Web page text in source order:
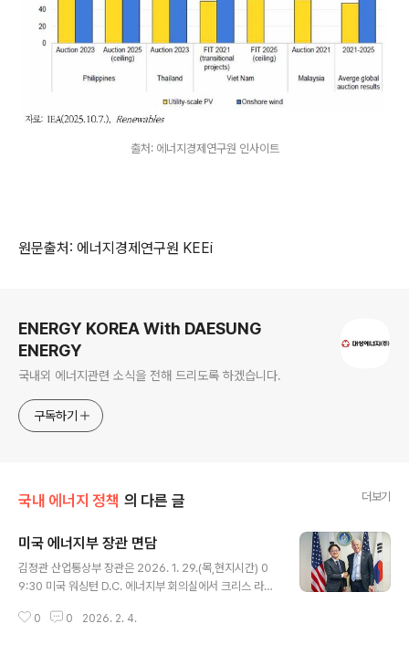
출처: 에너지경제연구원 인사이트
원문출처: 에너지경제연구원 KEEi
ENERGY KOREA With DAESUNG
ENERGY
국내외 에너지관련 소식을 전해 드리도록 하겠습니다.
구독하기
국내 에너지 정책 의 다른 글 더보기
미국 에너지부 장관 면담
김정관 산업통상부 장관은 2026. 1. 29.(목,현지시간) 0
9:30 미국 워싱턴 D.C. 에너지부 회의실에서 크리스 라이
자원 협력 등을 논의하였다. 원문출처: 산업통상부 포토뉴
0 0 2026. 2. 4.